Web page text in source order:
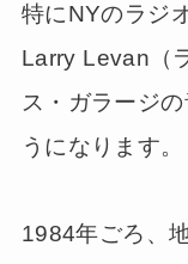
特にNYのラジ
Larry Levan（
ス・ガラージ
うになります。
1984年ごろ、